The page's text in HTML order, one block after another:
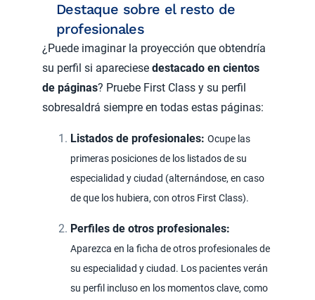
Destaque sobre el resto de
profesionales
¿Puede imaginar la proyección que obtendría
su perfil si apareciese destacado en cientos
de páginas? Pruebe First Class y su perfil
sobresaldrá siempre en todas estas páginas:
Listados de profesionales: Ocupe las
primeras posiciones de los listados de su
especialidad y ciudad (alternándose, en caso
de que los hubiera, con otros First Class).
Perfiles de otros profesionales:
Aparezca en la ficha de otros profesionales de
su especialidad y ciudad. Los pacientes verán
su perfil incluso en los momentos clave, como